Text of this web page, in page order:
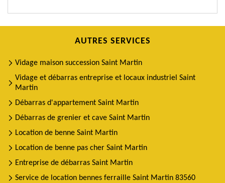
AUTRES SERVICES
Vidage maison succession Saint Martin
Vidage et débarras entreprise et locaux industriel Saint
Martin
Débarras d'appartement Saint Martin
Débarras de grenier et cave Saint Martin
Location de benne Saint Martin
Location de benne pas cher Saint Martin
Entreprise de débarras Saint Martin
Service de location bennes ferraille Saint Martin 83560